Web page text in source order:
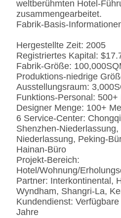
weltberühmten Hotel-
zusammengearbeitet.
Fabrik-Basis-
Hergestellte Zeit: 2005
Registriertes Kapital:
Fabrik-Größe:
Produktions-niedrige
Ausstellungsraum:
Funktions-Personal: 500+
Designer Menge: 100+
6 Service-Center:
Shenzhen-
Niederlassung, Peking-
Hainan-Büro
Projekt-Bereich:
Hotel/Wohnung/
Partner: Interkontinental,
Wyndham, Shangri-La,
Kundendienst:
Jahre